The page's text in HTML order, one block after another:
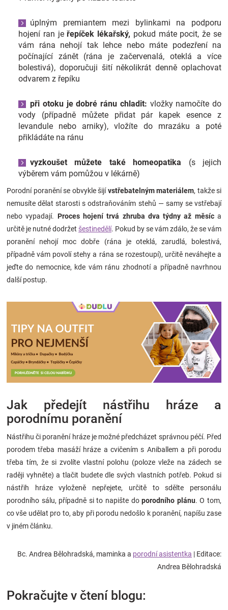
úplným premiantem mezi bylinkami na podporu
hojení ran jeřepíček lékařský, pokud máte pocit, že se
vám rána nehojí tak lehce nebo máte podezření na
počínající zánět (rána je začervenalá, oteklá a více
bolestivá), doporučuji šití několikrát denně oplachovat
odvarem z řepíku
při otoku je dobré ránu chladit: vložky namočíte do
vody (případně můžete přidat pár kapek esence z
levandule nebo arniky), vložíte do mrazáku a poté
přikládáte na ránu
vyzkoušet můžete také homeopatika (s jejich
výběrem vám pomůžou v lékárně)
Porodní poranění se obvykle šijívstřebatelným materiálem, takže si
nemusíte dělat starosti s odstraňováním stehů — samy se vstřebají
nebo vypadají. Proces hojení trvá zhruba dva týdny až měsíca
určitě je nutné dodržet šestinedělí. Pokud by se vám zdálo, že se vám
poranění nehojí moc dobře (rána je oteklá, zarudlá, bolestivá,
případně vám povolí stehy a rána se rozestoupí), určitě neváhejte a
jeďte do nemocnice, kde vám ránu zhodnotí a případně navrhnou
další postup.
Jak předejít nástřihu hráze a
porodnímu poranění
Nástřihu či poranění hráze je možné předcházet správnou péčí. Před
porodem třeba masáží hráze a cvičením s Aniballem a při porodu
třeba tím, že si zvolíte vlastní polohu (poloze vleže na zádech se
raději vyhněte) a tlačit budete dle svých vlastních potřeb. Pokud si
nástřih hráze vyloženě nepřejete, určitě to sdělte personálu
porodního sálu, případně si to napište doporodního plánu. O tom,
co vše udělat pro to, aby při porodu nedošlo k poranění, napíšu zase
v jiném článku.
Bc. Andrea Bělohradská, maminka a porodní asistentka | Editace:
Andrea Bělohradská
Pokračujte v čtení blogu: